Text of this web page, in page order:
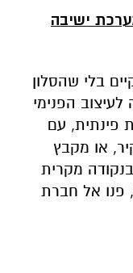
ישיבה
בלי שהסלון
הפנימי
פינתית, עם
או מקבץ
מקרית
פנו אל חברת